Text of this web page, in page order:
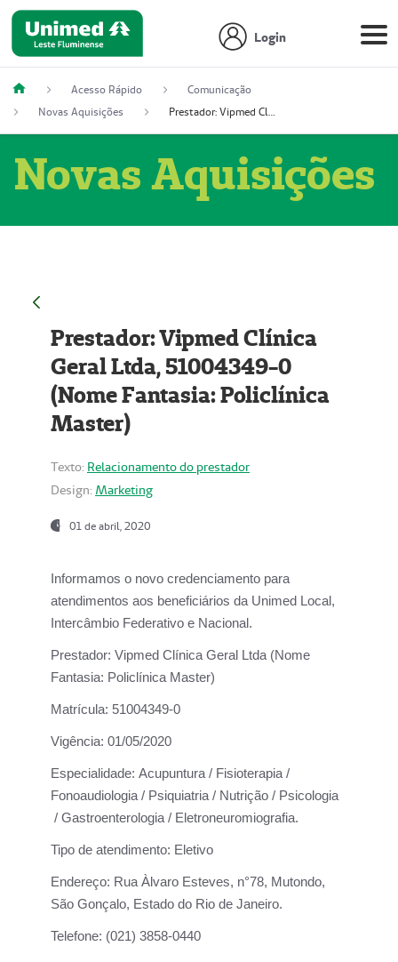
Login
Acesso Rápido
Comunicação
Novas Aquisições
Prestador: Vipmed Clínica Geral Ltda, 51004349-0 (Nome Fantasia: Policlínica Master)
Novas Aquisições
Prestador: Vipmed Clínica
Geral Ltda, 51004349-0
(Nome Fantasia: Policlínica
Master)
Texto: Relacionamento do prestador
Design: Marketing
01 de abril, 2020
Informamos o novo credenciamento para
atendimentos aos beneficiários da Unimed Local,
Intercâmbio Federativo e Nacional.
Prestador: Vipmed Clínica Geral Ltda (Nome
Fantasia: Policlínica Master)
Matrícula: 51004349-0
Vigência: 01/05/2020
Especialidade: Acupuntura / Fisioterapia /
Fonoaudiologia / Psiquiatria / Nutrição / Psicologia
/ Gastroenterologia / Eletroneuromiografia.
Tipo de atendimento: Eletivo
Endereço: Rua Àlvaro Esteves, n°78, Mutondo,
São Gonçalo, Estado do Rio de Janeiro.
Telefone: (021) 3858-0440